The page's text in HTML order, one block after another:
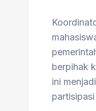
berpihak
ini